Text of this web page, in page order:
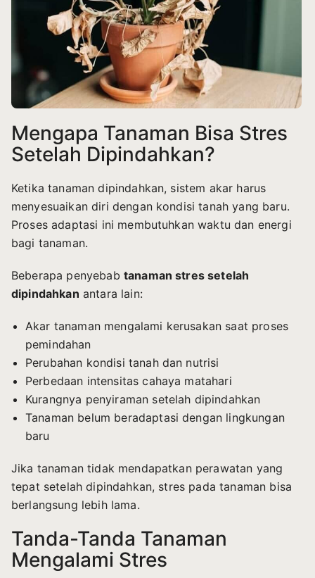
Mengapa Tanaman Bisa Stres
Setelah Dipindahkan?
Ketika tanaman dipindahkan, sistem akar harus
menyesuaikan diri dengan kondisi tanah yang baru.
Proses adaptasi ini membutuhkan waktu dan energi
bagi tanaman.
Beberapa penyebab tanaman stres setelah
dipindahkan antara lain:
Akar tanaman mengalami kerusakan saat proses
pemindahan
Perubahan kondisi tanah dan nutrisi
Perbedaan intensitas cahaya matahari
Kurangnya penyiraman setelah dipindahkan
Tanaman belum beradaptasi dengan lingkungan
baru
Jika tanaman tidak mendapatkan perawatan yang
tepat setelah dipindahkan, stres pada tanaman bisa
berlangsung lebih lama.
Tanda-Tanda Tanaman
Mengalami Stres